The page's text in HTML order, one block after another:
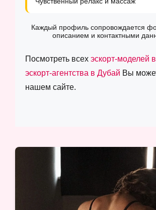
Каждый профиль сопровождается
описанием и контактными
Посмотреть всех эскорт-моделей
эскорт-агентства в Дубай Вы
нашем сайте.